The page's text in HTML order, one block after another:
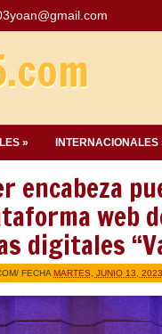
» INTERNACIONALES
encabeza
web
digitales
/ FECHA MARTES, JUNIO 13, 2023